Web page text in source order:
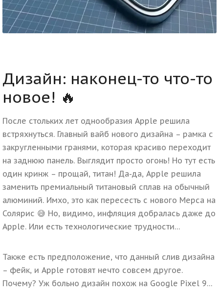
Дизайн: наконец-то что-то
новое! 🔥
После стольких лет однообразия Apple решила
встряхнуться. Главный вайб нового дизайна – рамка с
закругленными гранями, которая красиво переходит
на заднюю панель. Выглядит просто огонь! Но тут есть
один кринж – прощай, титан! Да-да, Apple решила
заменить премиальный титановый сплав на обычный
алюминий. Имхо, это как пересесть с нового Мерса на
Солярис 😅 Но, видимо, инфляция добралась даже до
Apple. Или есть технологические трудности…
Также есть предположение, что данный слив дизайна
– фейк, и Apple готовят нечто совсем другое.
Почему? Уж больно дизайн похож на Google Pixel 9…